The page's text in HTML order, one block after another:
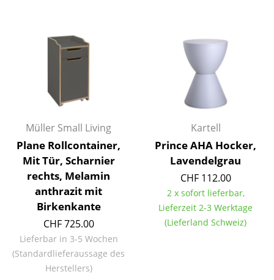
Schreibtische
Konferenztische
Stehtische & Stehpulte
Kindertische
Gartentische
Servierwagen
Einzelteile
... alle Tische
Müller Small Living
Plane Rollcontainer,
Mit Tür, Scharnier
rechts, Melamin
anthrazit mit
Birkenkante
CHF 725.00
Lieferbar in 3-5 Wochen
(Standardlieferaussage des
Herstellers)
Kartell
Prince AHA Hocker,
Lavendelgrau
CHF 112.00
2 x sofort lieferbar,
Lieferzeit 2-3 Werktage
(Lieferland Schweiz)